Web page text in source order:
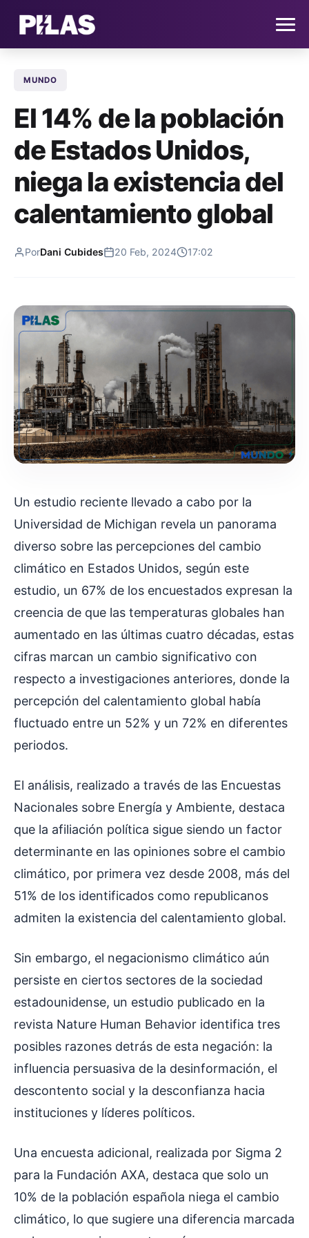
NOTICIAS
QUIÉNES SOMOS
CONTACTO
SUSCRÍBETE
MUNDO
El 14% de la población
de Estados Unidos,
niega la existencia del
calentamiento global
PorDani Cubides 20 Feb, 2024 17:02
Un estudio reciente llevado a cabo por la
Universidad de Michigan revela un panorama
diverso sobre las percepciones del cambio
climático en Estados Unidos, según este
estudio, un 67% de los encuestados expresan la
creencia de que las temperaturas globales han
aumentado en las últimas cuatro décadas, estas
cifras marcan un cambio significativo con
respecto a investigaciones anteriores, donde la
percepción del calentamiento global había
fluctuado entre un 52% y un 72% en diferentes
periodos.
El análisis, realizado a través de las Encuestas
Nacionales sobre Energía y Ambiente, destaca
que la afiliación política sigue siendo un factor
determinante en las opiniones sobre el cambio
climático, por primera vez desde 2008, más del
51% de los identificados como republicanos
admiten la existencia del calentamiento global.
Sin embargo, el negacionismo climático aún
persiste en ciertos sectores de la sociedad
estadounidense, un estudio publicado en la
revista Nature Human Behavior identifica tres
posibles razones detrás de esta negación: la
influencia persuasiva de la desinformación, el
descontento social y la desconfianza hacia
instituciones y líderes políticos.
Una encuesta adicional, realizada por Sigma 2
para la Fundación AXA, destaca que solo un
10% de la población española niega el cambio
climático, lo que sugiere una diferencia marcada